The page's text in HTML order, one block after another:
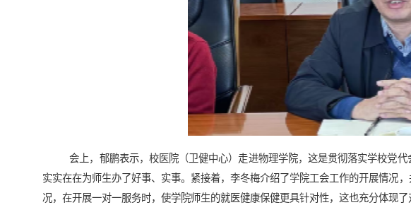
会上，郁鹏表示，校医院（卫健中心）走进物理学院，这是贯彻落实学校党
实实在在为师生办了好事、实事。紧接着，李冬梅介绍了学院工会工作的开展情况
况，在开展一对一服务时，使学院师生的就医健康保健更具针对性，这也充分体现了